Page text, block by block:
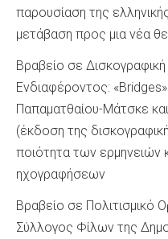
παρουσίαση της
μετάβαση προς μια νέα
Βραβείο σε
Ενδιαφέροντος:
Παπαματθαίου-Μάτσκε
(έκδοση της
ποιότητα των ερμηνειών
ηχογραφήσεων
Βραβείο σε Πολιτισμικό
Σύλλογος Φίλων της